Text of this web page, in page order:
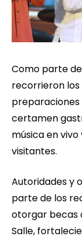
Como parte
recorrieron
preparaciones
certamen
música en
visitantes.
Autoridades y
parte de los
otorgar becas
Salle,